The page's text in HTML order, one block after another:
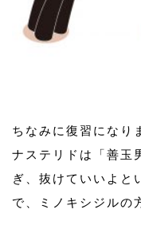
ちなみに復習になり
ナステリドは「善玉
ぎ、抜けていいよと
で、ミノキシジルの